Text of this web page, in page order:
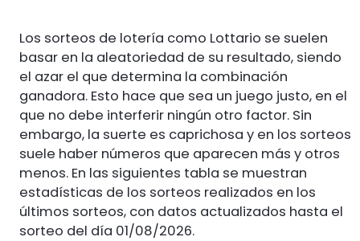
Los sorteos de lotería como Lottario se suelen
basar en la aleatoriedad de su resultado, siendo
el azar el que determina la combinación
ganadora. Esto hace que sea un juego justo, en el
que no debe interferir ningún otro factor. Sin
embargo, la suerte es caprichosa y en los sorteos
suele haber números que aparecen más y otros
menos. En las siguientes tabla se muestran
estadísticas de los sorteos realizados en los
últimos sorteos, con datos actualizados hasta el
sorteo del día 01/08/2026.